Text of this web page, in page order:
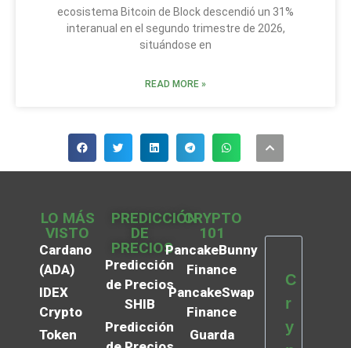
ecosistema Bitcoin de Block descendió un 31%
interanual en el segundo trimestre de 2026,
situándose en
READ MORE »
LO MÁS
VISTO
Cardano
(ADA)
IDEX
Crypto
Token
PREDICCIÓN
DE
PRECIOS
Predicción
de Precios
SHIB
Predicción
CRYPTO
101
PancakeBunny
Finance
PancakeSwap
Finance
Guarda
C
r
y